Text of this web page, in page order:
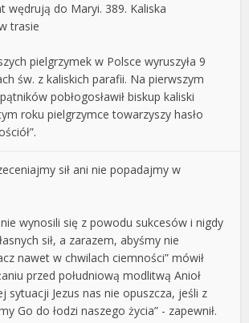
wędrują do Maryi. 389. Kaliska
trasie
pielgrzymek w Polsce wyruszyła 9
św. z kaliskich parafii. Na pierwszym
pobłogosławił biskup kaliski
roku pielgrzymce towarzyszy hasło
sił ani nie popadajmy w
wynosili się z powodu sukcesów i nigdy
sił, a zarazem, abyśmy nie
nawet w chwilach ciemności” mówił
przed południową modlitwą Anioł
sytuacji Jezus nas nie opuszcza, jeśli z
Go do łodzi naszego życia” - zapewnił.